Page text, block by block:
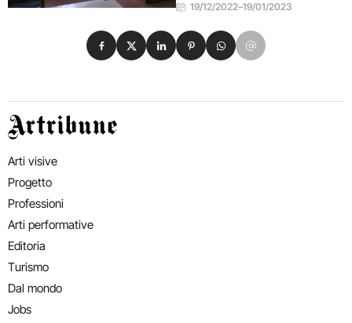
19/12/2022–19/01/2023
Condividi su Facebook
Condividi su X
Condividi su LinkedIn
Condividi su Pinterest
Condividi su WhatsApp
Condividi su Email
Artribune
Arti visive
Progetto
Professioni
Arti performative
Editoria
Turismo
Dal mondo
Jobs